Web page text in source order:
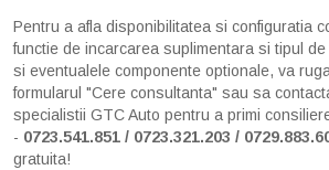
Pentru a afla disponibilitatea si configuratia
functie de incarcarea suplimentara si tipul
si eventualele componente optionale, va
formularul "Cere consultanta" sau sa
specialistii GTC Auto pentru a primi
- 0723.541.851 / 0723.321.203 /
gratuita!